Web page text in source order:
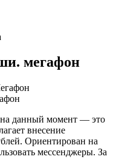
мегафон
данный момент — это
внесение
Ориентирован на
мессенджеры. За